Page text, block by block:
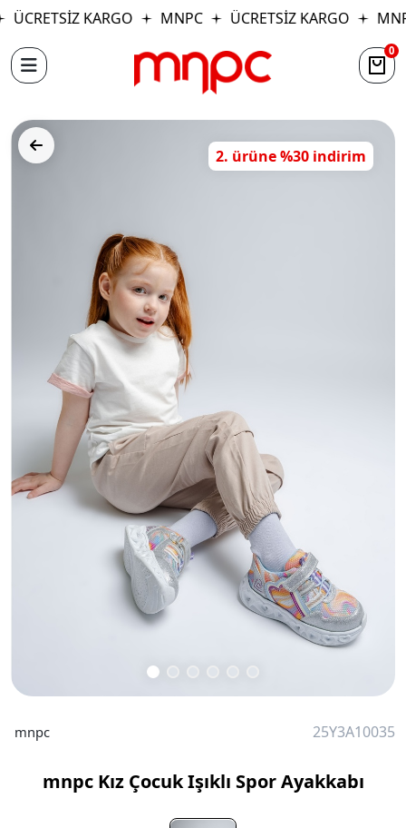
ÜCRETSİZ KARGO MNPC ÜCRETSİZ KARGO
0
2. ürüne %30 indirim
mnpc 25Y3A10035
mnpc Kız Çocuk Işıklı Spor Ayakkabı